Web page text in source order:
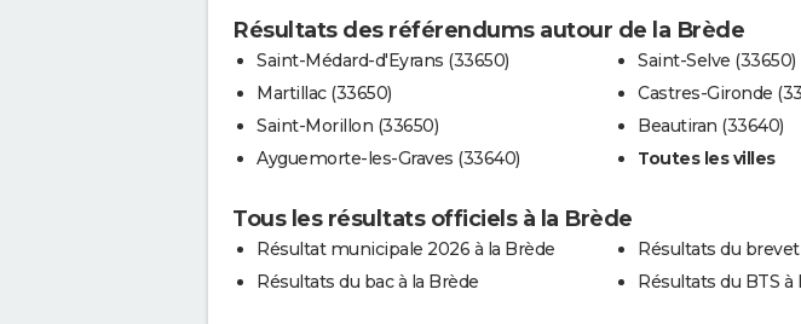
Résultats des référendums autour de la Brède
Saint-Médard-d'Eyrans (33650)
Martillac (33650)
Saint-Morillon (33650)
Ayguemorte-les-Graves (33640)
Saint-Selve (33650)
Castres-Gironde
Beautiran (33640)
Toutes les villes
Tous les résultats officiels à la Brède
Résultat municipale 2026 à la Brède
Résultats du bac à la Brède
Résultats du
Résultats du BTS à